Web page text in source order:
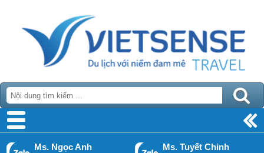
Ms. Ngọc Anh Ms. Tuyết Chinh